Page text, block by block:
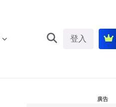
登入
廣告